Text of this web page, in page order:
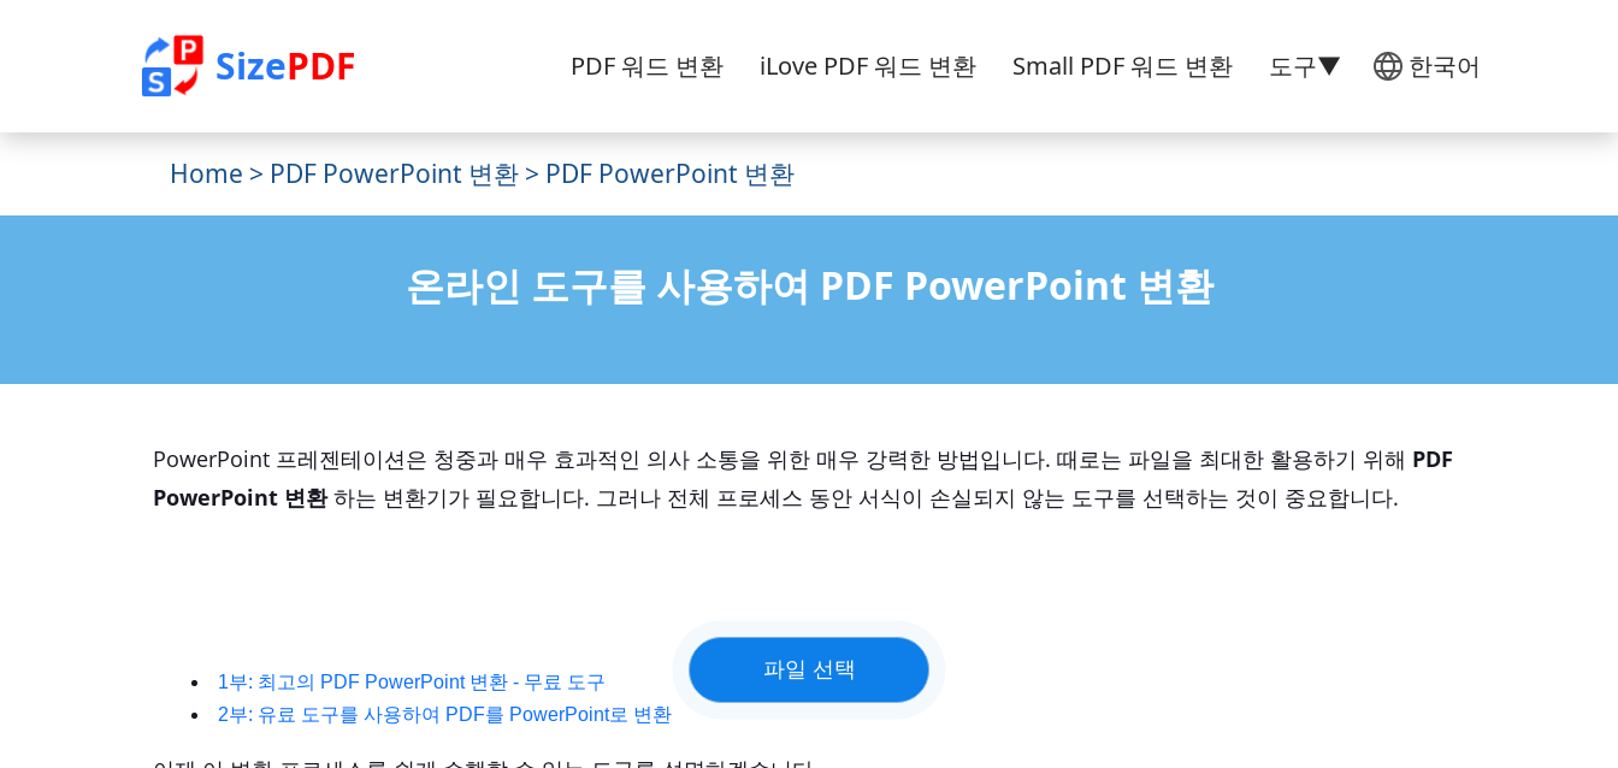
SizePDF 한국어
PDF 워드 변환 iLove PDF 워드 변환 Small PDF 워드 변환 도구▼
Home > PDF PowerPoint 변환 > PDF PowerPoint 변환
온라인 도구를 사용하여 PDF PowerPoint 변환
PowerPoint 프레젠테이션은 청중과 매우 효과적인 의사 소통을 위한 매우 강력한 방법입니다. 때로는 파일을 최대한 활용하기 위해 PDF
PowerPoint 변환하는 변환기가 필요합니다. 그러나 전체 프로세스 동안 서식이 손실되지 않는 도구를 선택하는 것이 중요합니다.
1부: 최고의 PDF PowerPoint 변환 - 무료 도구
2부: 유료 도구를 사용하여 PDF를 PowerPoint로 변환